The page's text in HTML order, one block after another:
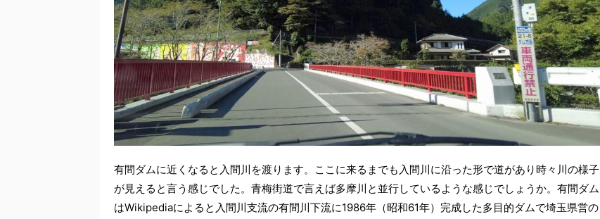
有間ダムに近くなると入間川を渡ります。ここに来るまでも入間川に沿った形で道があり時々川の様子
が見えると言う感じでした。青梅街道で言えば多摩川と並行しているような感じでしょうか。有間ダム
はWikipediaによると入間川支流の有間川下流に1986年（昭和61年）完成した多目的ダムで埼玉県営の